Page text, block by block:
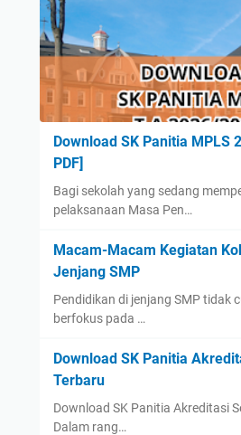
Download SK Panitia MPLS
PDF]
Bagi sekolah yang sedang
pelaksanaan Masa Pen…
Macam-Macam Kegiatan
Jenjang SMP
Pendidikan di jenjang SMP tidak
berfokus pada …
Download SK Panitia
Terbaru
Download SK Panitia Akreditasi
Dalam rang…